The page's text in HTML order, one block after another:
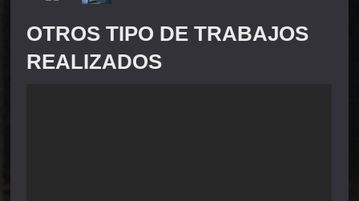
OTROS TIPO DE TRABAJOS
REALIZADOS